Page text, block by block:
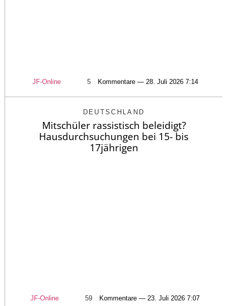
JF-Online 5 Kommentare — 28. Juli 2026 7:14
DEUTSCHLAND
Mitschüler rassistisch beleidigt?
Hausdurchsuchungen bei 15- bis
17jährigen
JF-Online 59 Kommentare — 23. Juli 2026 7:07